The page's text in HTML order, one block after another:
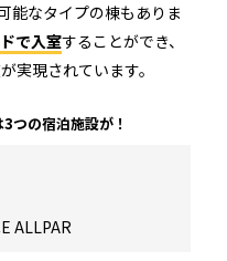
能なタイプの棟もありま
で入室することができ、
実現されています。
つの宿泊施設が！
ALLPAR
基づく表記